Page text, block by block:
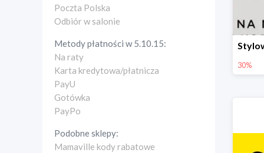
Poczta Polska
Odbiór w salonie
Metody płatności w5.10.15:
Na raty
Karta kredytowa/płatnicza
PayU
Gotówka
PayPo
Podobne sklepy:
Mamaville kody rabatowe
30%